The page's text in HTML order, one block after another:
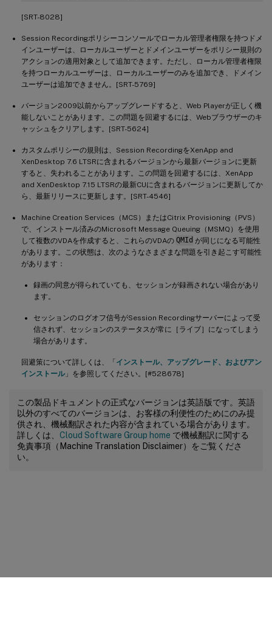
and b.
and h.ID=a.CloudAccountID
end
[SRT-8028]
Session Recordingポリシーコンソールでローカル管理者権限を持つドメ
インユーザーは、ローカルユーザーとドメインユーザーをポリシー規則の
アクションの適用対象として追加できます。ただし、ローカル管理者権限
を持つローカルユーザーは、ローカルユーザーのみを追加でき、ドメイン
ユーザーは追加できません。[SRT-5769]
バージョン2009以前からアップグレードすると、Web Playerが正しく機
能しないことがあります。この問題を回避するには、Webブラウザーのキ
ャッシュをクリアします。[SRT-5624]
カスタムポリシーの規則は、Session RecordingをXenApp and
XenDesktop 7.6 LTSRに含まれるバージョンから最新バージョンに更新
すると、失われることがあります。この問題を回避するには、XenApp
and XenDesktop 7.15 LTSRの最新CUに含まれるバージョンに更新してか
ら、最新リリースに更新します。[SRT-4546]
Machine Creation Services（MCS）またはCitrix Provisioning（PVS）
で、インストール済みのMicrosoft Message Queuing（MSMQ）を使用
して複数のVDAを作成すると、これらのVDAの QMId が同じになる可能性
があります。この状態は、次のようなさまざまな問題を引き起こす可能性
があります：
録画の同意が得られていても、セッションが録画されない場合があり
ます。
セッションのログオフ信号がSession Recordingサーバーによって受
信されず、セッションのステータスが常に［ライブ］になってしまう
場合があります。
回避策について詳しくは、「インストール、アップグレード、およびアン
インストール」を参照してください。[#528678]
この製品ドキュメントの正式なバージョンは英語版です。英語
以外のすべてのバージョンは、お客様の利便性のためにのみ提
供され、機械翻訳された内容が含まれている場合があります。
詳しくは、 Cloud Software Group home で機械翻訳に関する
免責事項（Machine Translation Disclaimer）をご覧くださ
い。